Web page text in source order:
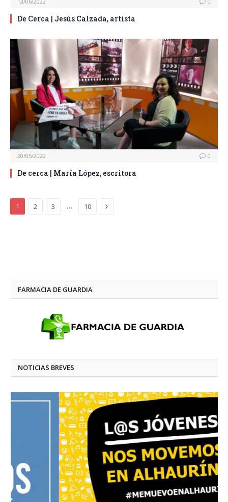
De Cerca | Jesús Calzada, artista
20/05/2022 0
De cerca | María López, escritora
1 2 3 … 10 Next
FARMACIA DE GUARDIA
NOTICIAS BREVES